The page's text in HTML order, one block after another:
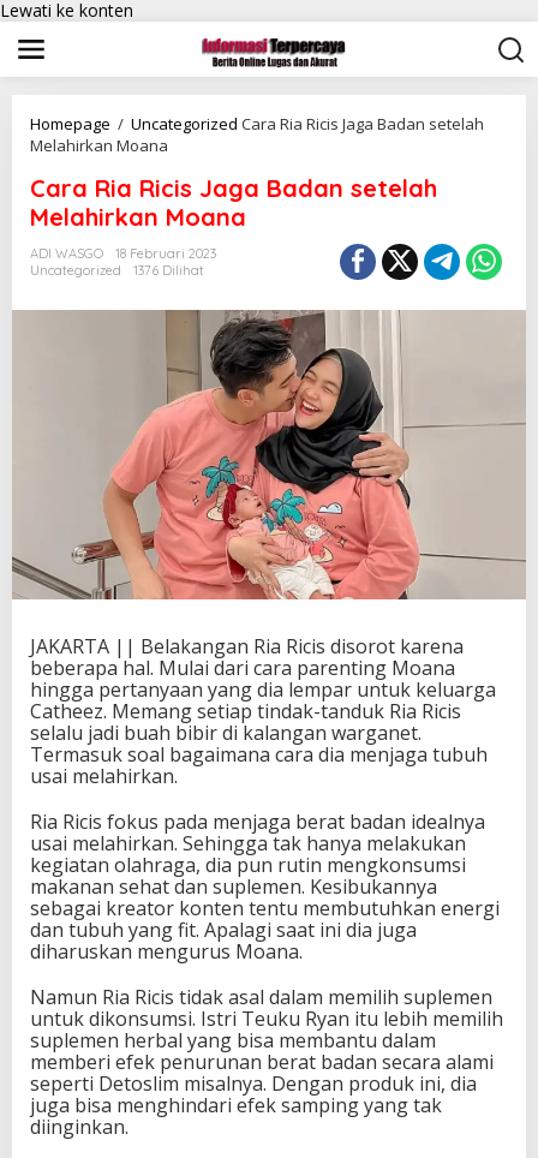
Lewati ke konten
Homepage / Uncategorized Cara Ria Ricis Jaga Badan setelah
Melahirkan Moana
Cara Ria Ricis Jaga Badan setelah
Melahirkan Moana
ADI WASGO
18 Februari 2023
Uncategorized
1376 Dilihat
JAKARTA || Belakangan Ria Ricis disorot karena
beberapa hal. Mulai dari cara parenting Moana
hingga pertanyaan yang dia lempar untuk keluarga
Catheez. Memang setiap tindak-tanduk Ria Ricis
selalu jadi buah bibir di kalangan warganet.
Termasuk soal bagaimana cara dia menjaga tubuh
usai melahirkan.
Ria Ricis fokus pada menjaga berat badan idealnya
usai melahirkan. Sehingga tak hanya melakukan
kegiatan olahraga, dia pun rutin mengkonsumsi
makanan sehat dan suplemen. Kesibukannya
sebagai kreator konten tentu membutuhkan energi
dan tubuh yang fit. Apalagi saat ini dia juga
diharuskan mengurus Moana.
Namun Ria Ricis tidak asal dalam memilih suplemen
untuk dikonsumsi. Istri Teuku Ryan itu lebih memilih
suplemen herbal yang bisa membantu dalam
memberi efek penurunan berat badan secara alami
seperti Detoslim misalnya. Dengan produk ini, dia
juga bisa menghindari efek samping yang tak
diinginkan.